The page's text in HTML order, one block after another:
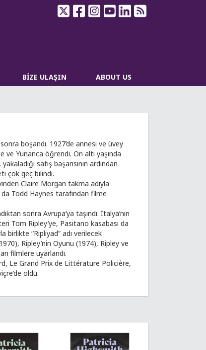
BİZE ULAŞIN ABOUT US
boşandı. 1927’de annesi ve üvey
Yunanca öğrendi. On altı yaşında
satış başarısının ardından
çok geç bilindi.
Claire Morgan takma adıyla
da Todd Haynes tarafından filme
sonra Avrupa’ya taşındı. İtalya’nın
Tom Ripley’ye, Pasitano kasabası da
birlikte “Ripliyad” adı verilecek
Ripley’nin Oyunu (1974), Ripley ve
filmlere uyarlandı.
Le Grand Prix de Littérature Policière,
öldü.